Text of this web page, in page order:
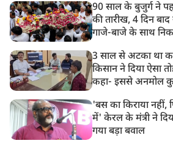
10:21 AM
हिमाचल के चंबा में बड़ा सड़क हादसा, 7
घायल
90 साल के बुजुर्ग ने
की तारीख, 4 दिन
गाजे-बाजे के साथ
3 साल से अटका था
किसान ने दिया ऐसा
कहा- इससे अनमोल
'बस का किराया नहीं,
में' केरल के मंत्री ने
गया बड़ा बवाल